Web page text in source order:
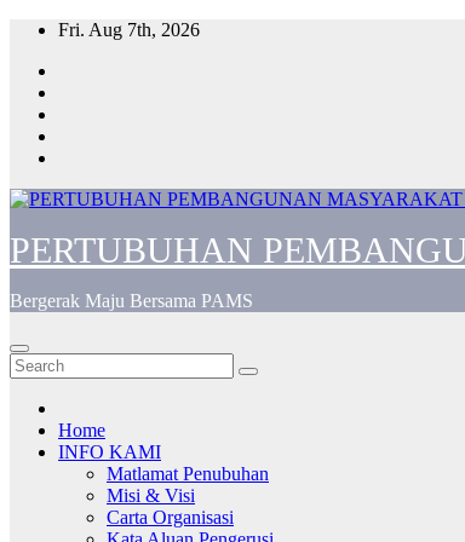
Skip
content
Fri. Aug 7th, 2026
PERTUBUHAN
Bergerak Maju Bersama PAMS
Home
INFO KAMI
Matlamat Penubuhan
Misi & Visi
Carta Organisasi